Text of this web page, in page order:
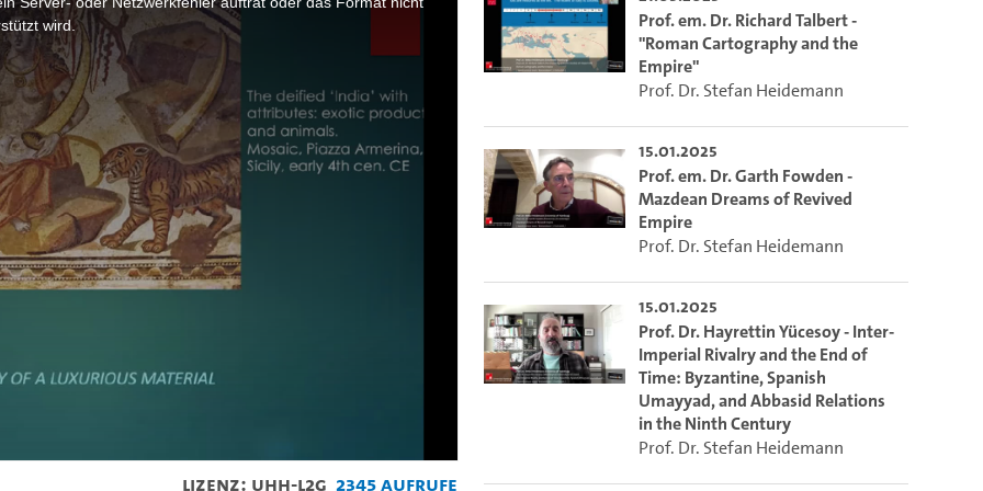
wird.
Lizenz: UHH-L2G 2345 Aufrufe
Prof. em. Dr. Richard Talbert -
"Roman Cartography and the
Empire"
Prof. Dr. Stefan Heidemann
15.01.2025
Prof. em. Dr. Garth Fowden -
Mazdean Dreams of Revived
Empire
Prof. Dr. Stefan Heidemann
15.01.2025
Prof. Dr. Hayrettin Yücesoy - Inter-
Imperial Rivalry and the End of
Time: Byzantine, Spanish
Umayyad, and Abbasid Relations
in the Ninth Century
Prof. Dr. Stefan Heidemann